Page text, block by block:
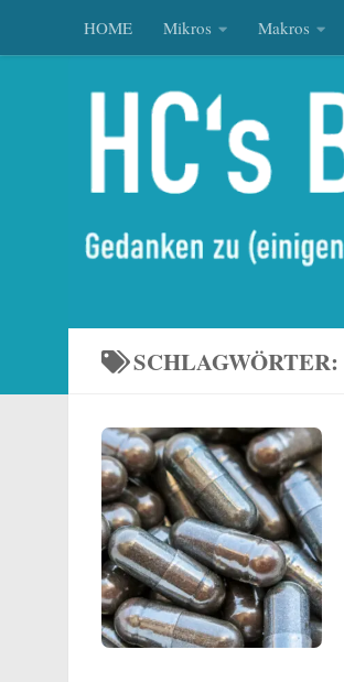
Zum Inhalt springen
HOME Mikros Makros
SCHLAGWÖRTER: